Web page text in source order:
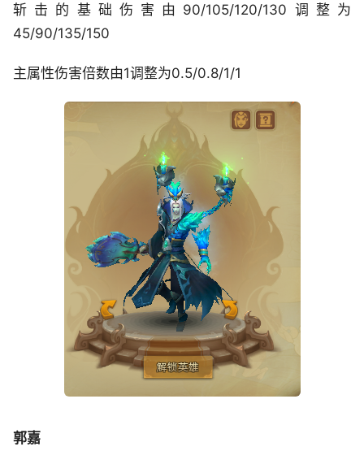
斩击的基础伤害由90/105/120/130调整为
45/90/135/150
主属性伤害倍数由1调整为0.5/0.8/1/1
郭嘉